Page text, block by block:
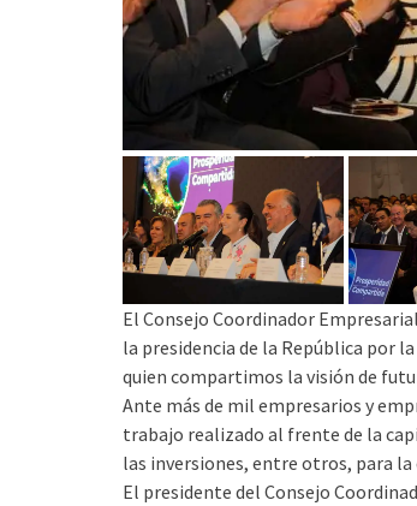
El Consejo Coordinador
la presidencia de la República por
quien compartimos la visión de
Ante más de mil empresarios y
trabajo realizado al frente de la
las inversiones, entre otros, para la
El presidente del Consejo